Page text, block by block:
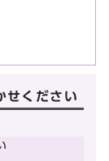
せください